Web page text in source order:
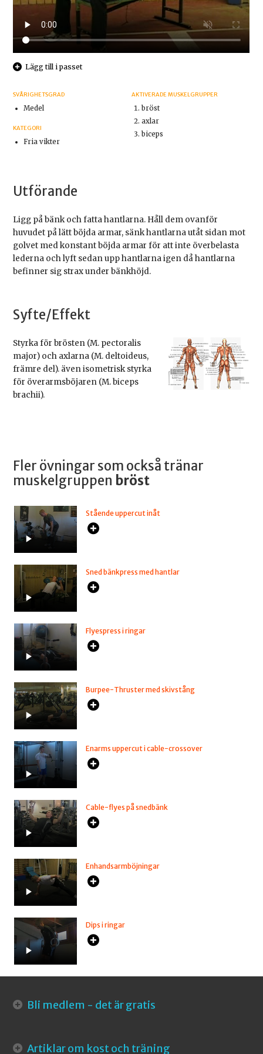
Lägg till i passet
SVÅRIGHETSGRAD
Medel
KATEGORI
Fria vikter
AKTIVERADE MUSKELGRUPPER
bröst
axlar
biceps
Utförande
Ligg på bänk och fatta hantlarna. Håll dem ovanför
huvudet på lätt böjda armar, sänk hantlarna utåt sidan mot
golvet med konstant böjda armar för att inte överbelasta
lederna och lyft sedan upp hantlarna igen då hantlarna
befinner sig strax under bänkhöjd.
Syfte/Effekt
Styrka för brösten (M. pectoralis
major) och axlarna (M. deltoideus,
främre del). även isometrisk styrka
för överarmsböjaren (M. biceps
brachii).
Fler övningar som också tränar
muskelgruppen bröst
Stående uppercut inåt
Sned bänkpress med hantlar
Flyespress i ringar
Burpee-Thruster med skivstång
Enarms uppercut i cable-crossover
Cable-flyes på snedbänk
Enhandsarmböjningar
Dips i ringar
Bli medlem - det är gratis
Artiklar om kost och träning